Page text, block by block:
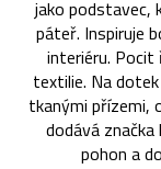
jako podstavec,
páteř. Inspiruje
interiéru. Pocit
textilie. Na
tkanými přízemi,
dodává
pohon a